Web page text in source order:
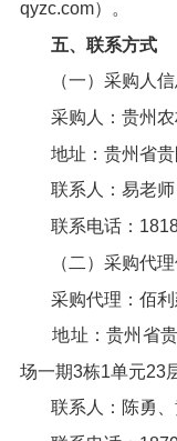
qyzc.com）。
五、联系方式
（一）采购人
采购人：贵州
地址：贵州省
联系人：易老师
联系电话：
（二）采购代
采购代理：佰
地址：贵州省
场一期3栋1单元23
联系人：陈勇